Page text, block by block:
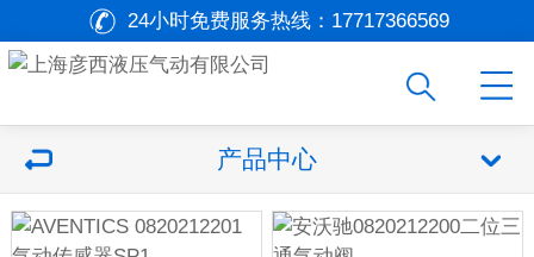
24小时免费服务热线： 17717366569
产品中心